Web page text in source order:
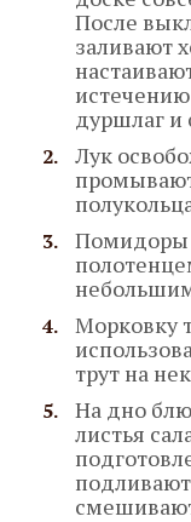
После
заливают
дуршлаг и
Лук
Помидоры
Морковку
трут на
На дно
листья